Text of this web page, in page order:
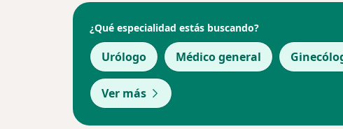
¿Qué especialidad estás buscando?
Urólogo Médico general
Ver más